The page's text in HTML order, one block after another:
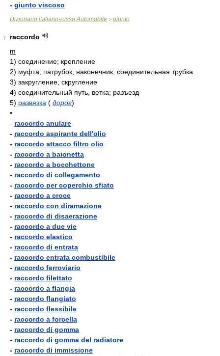
- giunto viscoso
Dizionario italiano-russo Automobile > giunto
7
raccordo
m
1) соединение; крепление
2) муфта; патрубок, наконечник; соединительная трубка
3) закругление, скругление
4) соединительный путь, ветка; разъезд
5) развязка ( дорог)
•
- raccordo anulare
- raccordo aspirante dell'olio
- raccordo attacco filtro olio
- raccordo a baionetta
- raccordo a bocchettone
- raccordo di collegamento
- raccordo per coperchio sfiato
- raccordo a croce
- raccordo con diramazione
- raccordo di disaerazione
- raccordo a due vie
- raccordo elastico
- raccordo di entrata
- raccordo entrata combustibile
- raccordo ferroviario
- raccordo filettato
- raccordo a flangia
- raccordo flangiato
- raccordo flessibile
- raccordo a forcella
- raccordo di gomma
- raccordo di gomma del radiatore
- raccordo di immissione